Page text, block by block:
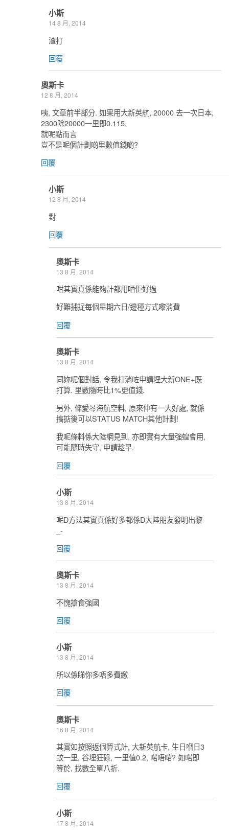
小斯
14 8 月, 2014
渣打
回覆
奧斯卡
12 8 月, 2014
咦, 文章前半部分. 如果用大新英航, 20000 去一次日本,
2300除20000一里即0.115.
就呢點而言
豈不是呢個計劃啲里數值錢啲?
回覆
小斯
12 8 月, 2014
對
回覆
奧斯卡
13 8 月, 2014
咁其實真係能夠計都用哂佢好過
好難捕捉每個星期六日/邊種方式嚟消費
回覆
奧斯卡
13 8 月, 2014
同妳呢個對話, 令我打消咗申請埋大新ONE+既
打算. 里數隨時比1%更值錢.
另外, 條愛琴海航空料, 原來仲有一大好處, 就係
搞掂後可以STATUS MATCH其他計劃!
我呢條料係大陸網見到, 亦即實有大量強蝗會用,
可能隨時失守, 申請趁早.
回覆
小斯
13 8 月, 2014
呢D方法其實真係好多都係D大陸朋友發明出黎-
_-
回覆
奧斯卡
13 8 月, 2014
不愧搶食強國
回覆
小斯
13 8 月, 2014
所以係睇你多唔多費繳
回覆
奧斯卡
16 8 月, 2014
其實如按照返個算式計, 大新英航卡, 生日嗰日3
蚊一里, 谷埋狂碌, 一里值0.2, 啱唔啱? 如啱即
等於, 找數全單八折.
回覆
小斯
17 8 月, 2014